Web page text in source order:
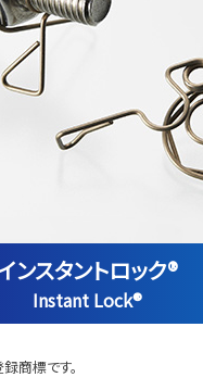
ンスタントロック®
Instant Lock®
商標です。